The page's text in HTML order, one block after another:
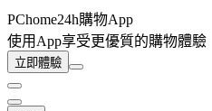
PChome24h購物App
使用App享受更優質的購物體驗
立即體驗